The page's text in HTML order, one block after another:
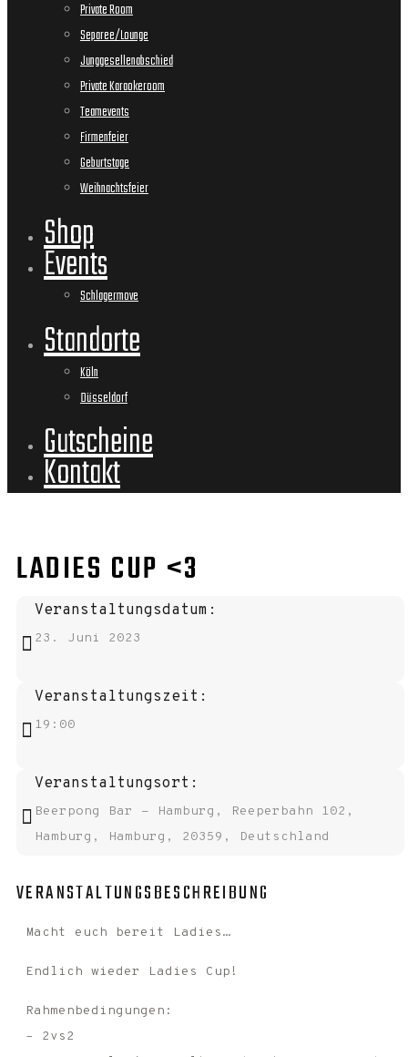
Private Room
Separee/Lounge
Junggesellenabschied
Private Karaokeroom
Teamevents
Firmenfeier
Geburtstage
Weihnachtsfeier
Shop
Events
Schlagermove
Standorte
Köln
Düsseldorf
Gutscheine
Kontakt
LADIES CUP <3
Veranstaltungsdatum:
23. Juni 2023
Veranstaltungszeit:
19:00
Veranstaltungsort:
Beerpong Bar - Hamburg, Reeperbahn 102,
Hamburg, Hamburg, 20359, Deutschland
VERANSTALTUNGSBESCHREIBUNG
Macht euch bereit Ladies…
Endlich wieder Ladies Cup!
Rahmenbedingungen:
– 2vs2